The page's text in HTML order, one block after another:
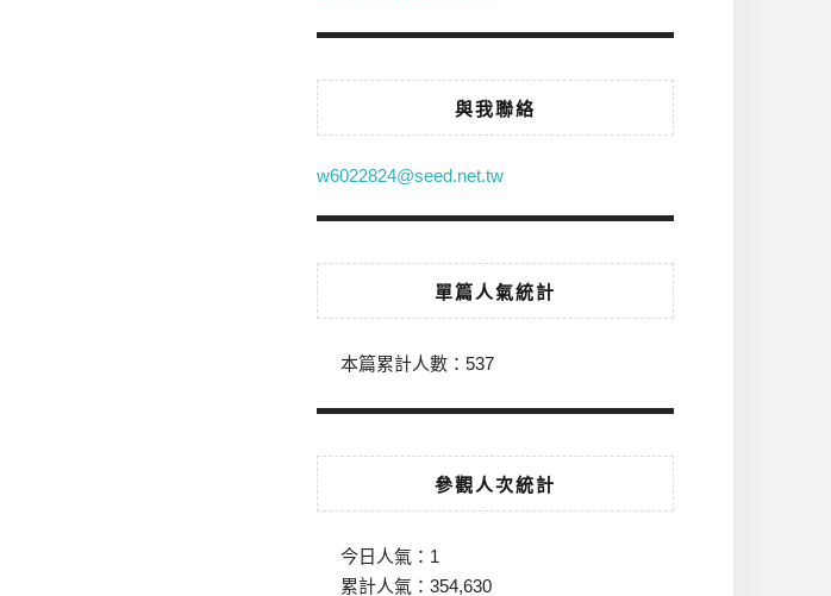
與我聯絡
w6022824@seed.net.tw
單篇人氣統計
本篇累計人數： 537
參觀人次統計
今日人氣： 1
累計人氣： 354,630